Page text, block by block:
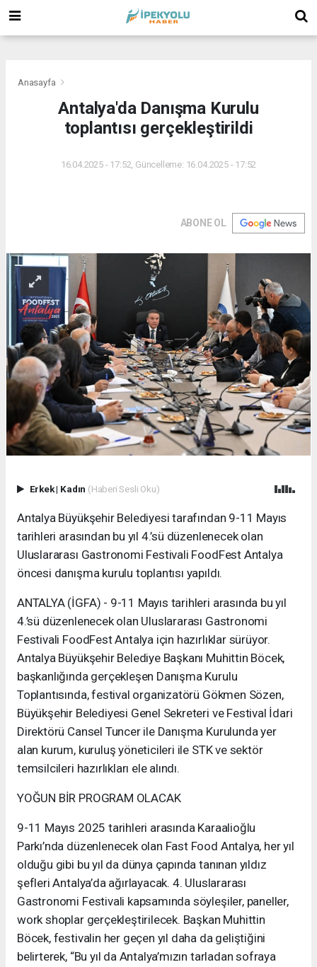
Anasayfa
Antalya'da Danışma Kurulu
toplantısı gerçekleştirildi
16.04.2025 - 17:52, Güncelleme: 16.04.2025 - 17:52
ABONE OL
Erkek| Kadın (Haberi Sesli Oku)
Antalya Büyükşehir Belediyesi tarafından 9-11 Mayıs
tarihleri arasından bu yıl 4.’sü düzenlenecek olan
Uluslararası Gastronomi Festivali FoodFest Antalya
öncesi danışma kurulu toplantısı yapıldı.
ANTALYA (İGFA) - 9-11 Mayıs tarihleri arasında bu yıl
4.’sü düzenlenecek olan Uluslararası Gastronomi
Festivali FoodFest Antalya için hazırlıklar sürüyor.
Antalya Büyükşehir Belediye Başkanı Muhittin Böcek,
başkanlığında gerçekleşen Danışma Kurulu
Toplantısında, festival organizatörü Gökmen Sözen,
Büyükşehir Belediyesi Genel Sekreteri ve Festival İdari
Direktörü Cansel Tuncer ile Danışma Kurulunda yer
alan kurum, kuruluş yöneticileri ile STK ve sektör
temsilcileri hazırlıkları ele alındı.
YOĞUN BİR PROGRAM OLACAK
9-11 Mayıs 2025 tarihleri arasında Karaalioğlu
Parkı’nda düzenlenecek olan Fast Food Antalya, her yıl
olduğu gibi bu yıl da dünya çapında tanınan yıldız
şefleri Antalya’da ağırlayacak. 4. Uluslararası
Gastronomi Festivali kapsamında söyleşiler, paneller,
work shoplar gerçekleştirilecek. Başkan Muhittin
Böcek, festivalin her geçen yıl daha da geliştiğini
belirterek, “Bu yıl da Antalya’mızın tarladan sofraya